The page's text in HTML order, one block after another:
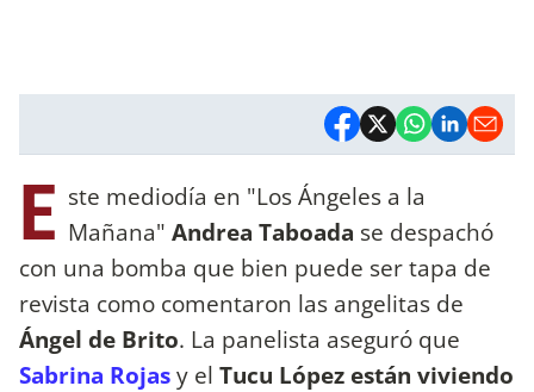
E ste mediodía en "Los Ángeles a la
Mañana" Andrea Taboada se despachó
con una bomba que bien puede ser tapa de
revista como comentaron las angelitas de
Ángel de Brito. La panelista aseguró que
Sabrina Rojasy el Tucu López están viviendo